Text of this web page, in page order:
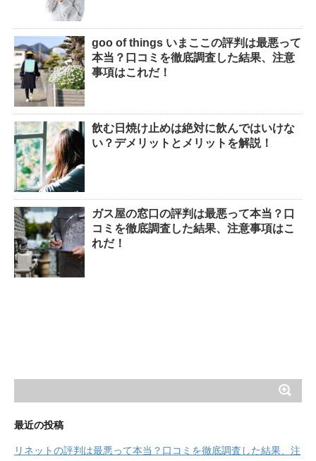
goo of things いまここの評判は最悪って
本当？口コミを徹底調査した結果、注意
事項はこれだ！
飲む日焼け止めは絶対に飲んではいけな
い？デメリットとメリットを解説！
ガス屋の窓口の評判は最悪って本当？口
コミを徹底調査した結果、注意事項はこ
れだ！
最近の投稿
リネットの評判は最悪って本当？口コミを徹底調査した結果、注